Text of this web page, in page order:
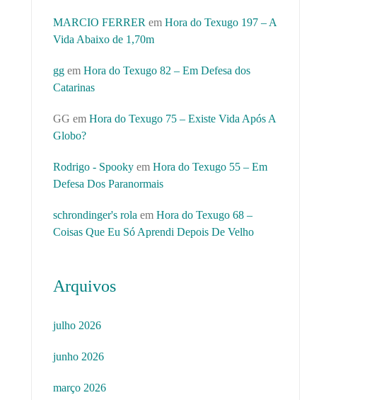
MARCIO FERRER em Hora do Texugo 197 – A
Vida Abaixo de 1,70m
gg em Hora do Texugo 82 – Em Defesa dos
Catarinas
GG em Hora do Texugo 75 – Existe Vida Após A
Globo?
Rodrigo - Spooky em Hora do Texugo 55 – Em
Defesa Dos Paranormais
schrondinger's rola em Hora do Texugo 68 –
Coisas Que Eu Só Aprendi Depois De Velho
Arquivos
julho 2026
junho 2026
março 2026